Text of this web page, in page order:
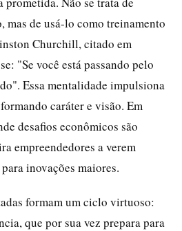
de usá-lo como treinamento
Churchill, citado em
"Se você está passando pelo
Essa mentalidade impulsiona
caráter e visão. Em
desafios econômicos são
empreendedores a verem
inovações maiores.
formam um ciclo virtuoso:
que por sua vez prepara para